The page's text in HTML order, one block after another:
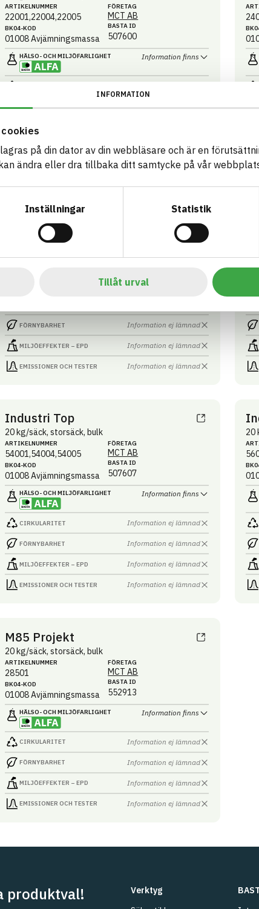
INFORMATION
på din dator av din webbläsare och är en
ändra eller dra tillbaka ditt samtycke på vår
Inställningar Statistik
Tillåt urval
ARTIKEL­NUMMER
22001,22004,22005
BK04-KOD
01008Avjämningsmassa
FÖRETAG
MCT AB
BASTA ID
507600
HÄLSO- OCH MILJÖ­FARLIGHET Information finns
FÖRNYBARHET Information ej lämnad
MILJÖEFFEKTER – EPD
EMISSIONER OCH TESTER Information ej lämnad
20 kg/säck, storsäck, bulk
ARTIKEL­NUMMER
26001,26004,26005
01008Avjämningsmassa 507602
FÖRNYBARHET Information ej lämnad
MILJÖEFFEKTER – EPD Information ej lämnad
EMISSIONER OCH TESTER Information ej lämnad
Industri Top
20 kg/säck, storsäck, bulk
ARTIKEL­NUMMER
54001,54004,54005
BK04-KOD
01008Avjämningsmassa
FÖRETAG
MCT AB
BASTA ID
507607
HÄLSO- OCH MILJÖ­FARLIGHET Information finns
CIRKULARITET Information ej lämnad
FÖRNYBARHET Information ej lämnad
MILJÖEFFEKTER – EPD Information ej lämnad
EMISSIONER OCH TESTER Information ej lämnad
20
M85 Projekt
20 kg/säck, storsäck, bulk
ARTIKEL­NUMMER
28501
BK04-KOD
01008Avjämningsmassa
FÖRETAG
MCT AB
BASTA ID
552913
HÄLSO- OCH MILJÖ­FARLIGHET Information finns
CIRKULARITET Information ej lämnad
FÖRNYBARHET Information ej lämnad
MILJÖEFFEKTER – EPD Information ej lämnad
EMISSIONER OCH TESTER Information ej lämnad
produktval!
Verktyg